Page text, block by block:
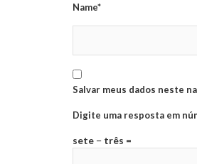
Name*
Salvar meus dados neste
Digite uma resposta em
sete − três =